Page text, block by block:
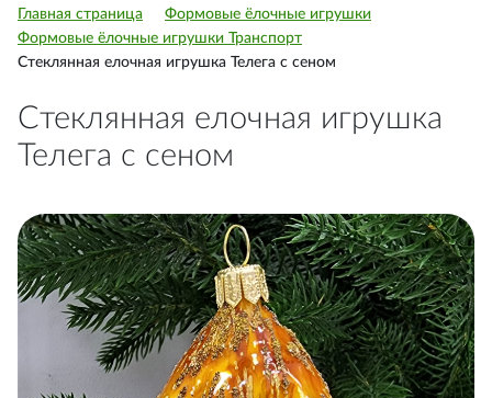
Главная страница
Формовые ёлочные игрушки
Формовые ёлочные игрушки Транспорт
Стеклянная елочная игрушка Телега с сеном
Стеклянная елочная игрушка
Телега с сеном